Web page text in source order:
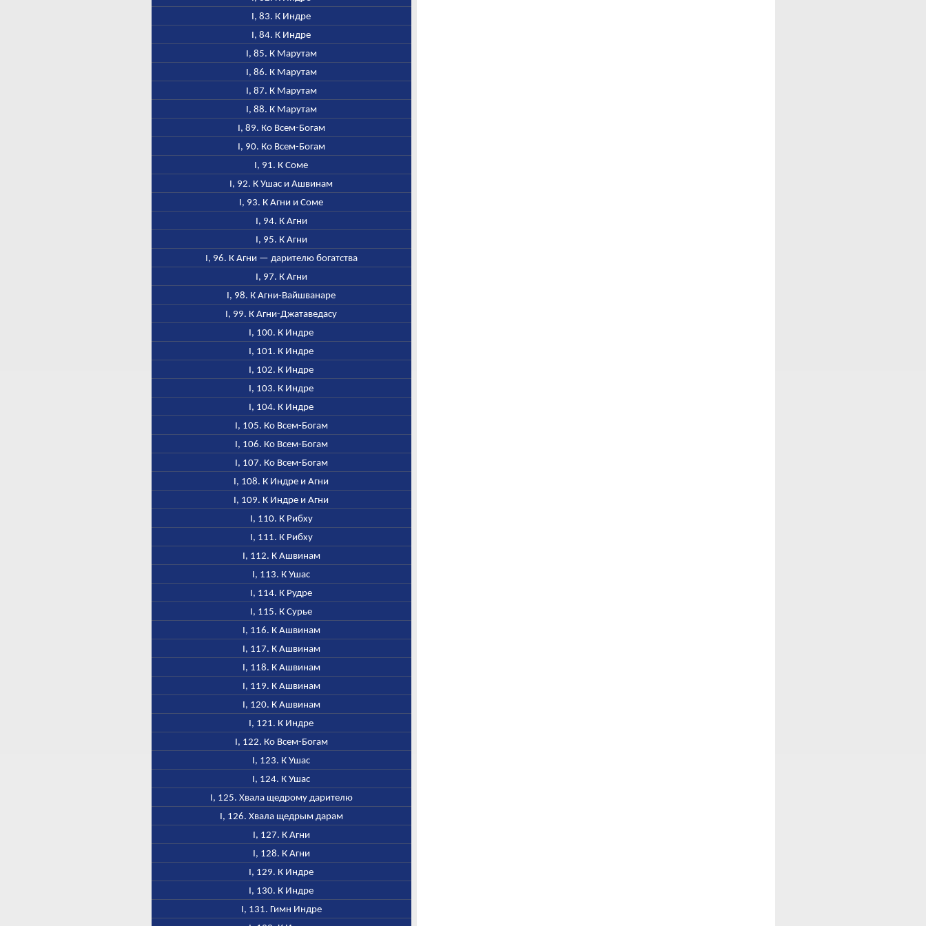
I, 83. К Индре
I, 84. К Индре
I, 85. К Марутам
I, 86. К Марутам
I, 87. К Марутам
I, 88. К Марутам
I, 89. Ко Всем-Богам
I, 90. Ко Всем-Богам
I, 91. К Соме
I, 92. К Ушас и Ашвинам
I, 93. К Агни и Соме
I, 94. К Агни
I, 95. К Агни
I, 96. К Агни — дарителю богатства
I, 97. К Агни
I, 98. К Агни-Вайшванаре
I, 99. К Агни-Джатаведасу
I, 100. К Индре
I, 101. К Индре
I, 102. К Индре
I, 103. К Индре
I, 104. К Индре
I, 105. Ко Всем-Богам
I, 106. Ко Всем-Богам
I, 107. Ко Всем-Богам
I, 108. К Индре и Агни
I, 109. К Индре и Агни
I, 110. К Рибху
I, 111. К Рибху
I, 112. К Ашвинам
I, 113. К Ушас
I, 114. К Рудре
I, 115. К Сурье
I, 116. К Ашвинам
I, 117. К Ашвинам
I, 118. К Ашвинам
I, 119. К Ашвинам
I, 120. К Ашвинам
I, 121. К Индре
I, 122. Ко Всем-Богам
I, 123. К Ушас
I, 124. К Ушас
I, 125. Хвала щедрому дарителю
I, 126. Хвала щедрым дарам
I, 127. К Агни
I, 128. К Агни
I, 129. К Индре
I, 130. К Индре
I, 131. Гимн Индре